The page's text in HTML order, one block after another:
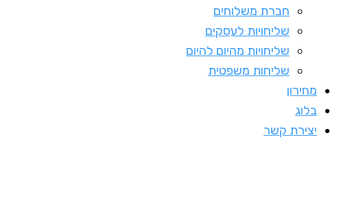
חברת משלוחים
שליחויות לעסקים
שליחויות מהיום להיום
שליחות משפטית
מחירון
בלוג
יצירת קשר